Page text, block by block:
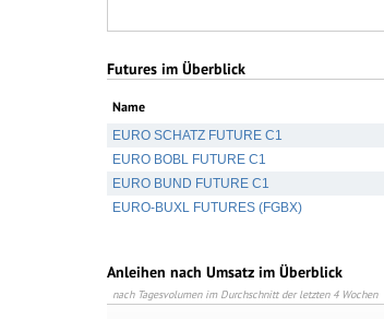
Futures im Überblick
Name
EURO SCHATZ FUTURE C1
EURO BOBL FUTURE C1
EURO BUND FUTURE C1
EURO-BUXL FUTURES (FGBX)
Anleihen nach Umsatz im Überblick
nach Tagesvolumen im Durchschnitt der letzten 4 Wochen